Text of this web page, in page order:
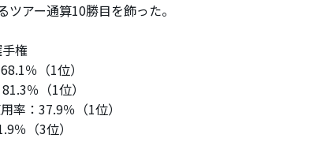
ツアー通算10勝目を飾った。
権
％（1位）
％（1位）
率：37.9％（1位）
％（3位）